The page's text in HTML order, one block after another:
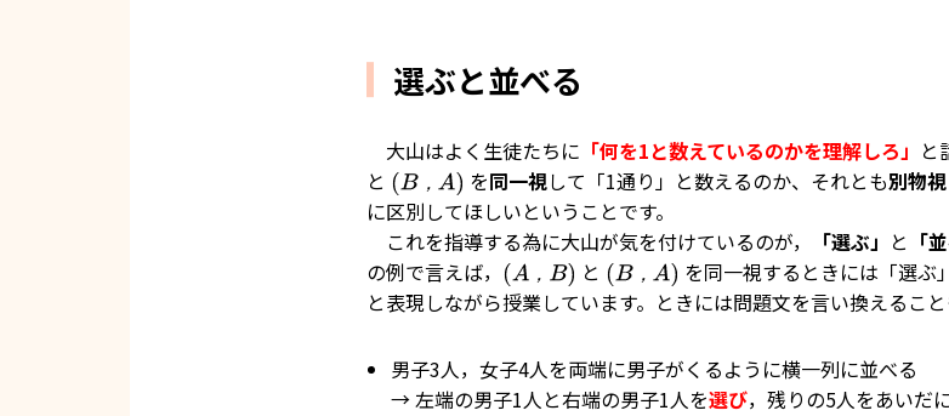
選ぶと並べる
大山はよく生徒たちに 「何を1と数えているのかを理解しろ」 と
と
，
(B， A) を同一視して「1通り」と数えるのか、それとも別物視
に区別してほしいということです。
これを指導する為に大山が気を付けているのが，
「選ぶ」 と 「
の例で言えば，
，
(A，B) と ，
(B， A)
を同一視するときには「選ぶ
と表現しながら授業しています。ときには問題文を言い換えること
男子3人，女子4人を両端に男子がくるように横一列に並べる
→ 左端の男子1人と右端の男子1人を選び，残りの5人をあいだ